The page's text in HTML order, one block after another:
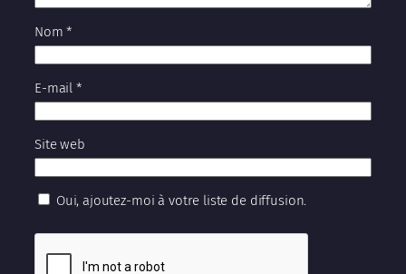
Nom*
E-mail *
Site web
Oui, ajoutez-moi à votre liste de diffusion.